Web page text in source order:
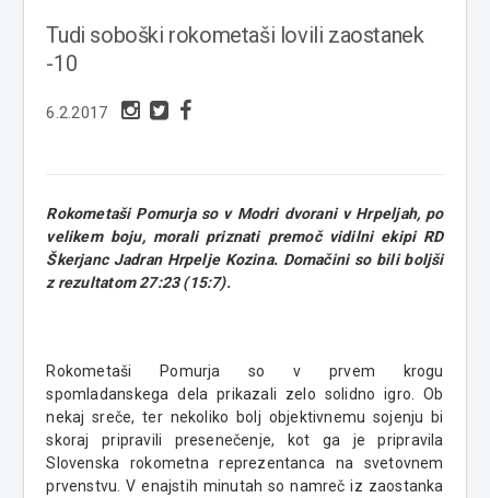
Tudi soboški rokometaši lovili zaostanek
-10
6.2.2017
Rokometaši Pomurja so v Modri dvorani v Hrpeljah, po
velikem boju, morali priznati premoč vidilni ekipi RD
Škerjanc Jadran Hrpelje Kozina. Domačini so bili boljši
z rezultatom 27:23 (15:7).
Rokometaši Pomurja so v prvem krogu
spomladanskega dela prikazali zelo solidno igro. Ob
nekaj sreče, ter nekoliko bolj objektivnemu sojenju bi
skoraj pripravili presenečenje, kot ga je pripravila
Slovenska rokometna reprezentanca na svetovnem
prvenstvu. V enajstih minutah so namreč iz zaostanka